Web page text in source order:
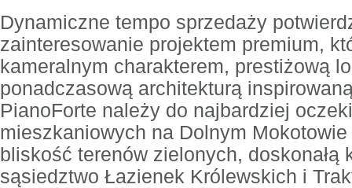
Dynamiczne tempo sprzedaży
zainteresowanie projektem premium,
kameralnym charakterem, prestiżową
ponadczasową architekturą
PianoForte należy do najbardziej
mieszkaniowych na Dolnym
bliskość terenów zielonych, doskonałą
sąsiedztwo Łazienek Królewskich i